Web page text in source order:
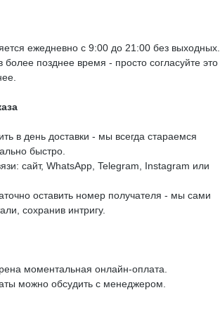
ежедневно с 9:00 до 21:00 без выходных.
более позднее время - просто согласуйте это
в день доставки - мы всегда стараемся
быстро.
сайт, WhatsApp, Telegram, Instagram или
оставить номер получателя - мы сами
сохранив интригу.
моментальная онлайн-оплата.
можно обсудить с менеджером.